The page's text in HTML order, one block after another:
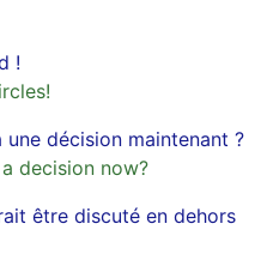
!
décision maintenant ?
decision now?
être discuté en dehors